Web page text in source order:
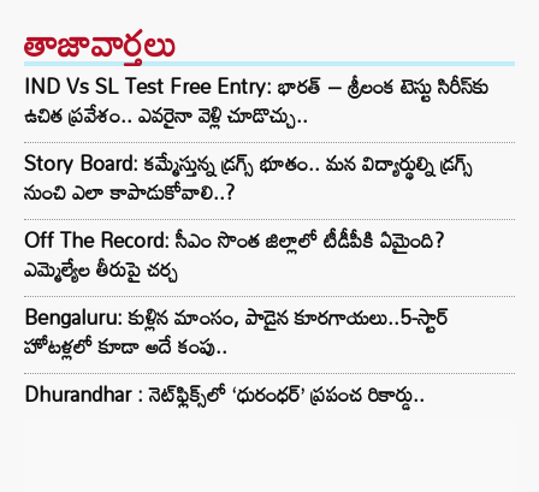
తాజావార్తలు
IND Vs SL Test Free Entry: భారత్ – శ్రీలంక టెస్టు సిరీస్‌కు
ఉచిత ప్రవేశం.. ఎవరైనా వెళ్లి చూడొచ్చు..
Story Board: కమ్మేస్తున్న డ్రగ్స్ భూతం.. మన విద్యార్థుల్ని డ్రగ్స్
నుంచి ఎలా కాపాడుకోవాలి..?
Off The Record: సీఎం సొంత జిల్లాలో టీడీపీకి ఏమైంది?
ఎమ్మెల్యేల తీరుపై చర్చ
Bengaluru: కుళ్లిన మాంసం, పాడైన కూరగాయలు..5-స్టార్
హోటళ్లలో కూడా అదే కంపు..
Dhurandhar : నెట్‌ఫ్లిక్స్‌లో ‘ధురంధర్’ ప్రపంచ రికార్డు..